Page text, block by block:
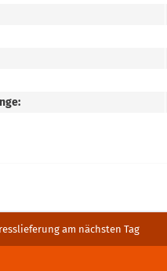
am nächsten Tag